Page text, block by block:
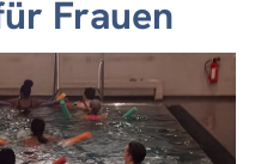
Frauen